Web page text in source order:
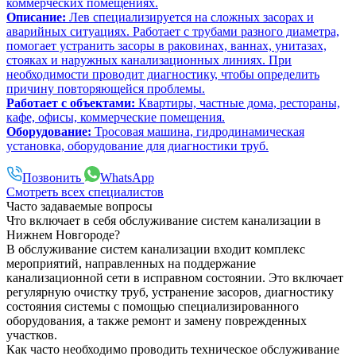
коммерческих помещениях.
Описание: Лев специализируется на сложных засорах и
аварийных ситуациях. Работает с трубами разного диаметра,
помогает устранить засоры в раковинах, ваннах, унитазах,
стояках и наружных канализационных линиях. При
необходимости проводит диагностику, чтобы определить
причину повторяющейся проблемы.
Работает с объектами: Квартиры, частные дома, рестораны,
кафе, офисы, коммерческие помещения.
Оборудование: Тросовая машина, гидродинамическая
установка, оборудование для диагностики труб.
Позвонить
WhatsApp
Смотреть всех специалистов
Часто задаваемые вопросы
Что включает в себя обслуживание систем канализации в
Нижнем Новгороде?
В обслуживание систем канализации входит комплекс
мероприятий, направленных на поддержание
канализационной сети в исправном состоянии. Это включает
регулярную очистку труб, устранение засоров, диагностику
состояния системы с помощью специализированного
оборудования, а также ремонт и замену поврежденных
участков.
Как часто необходимо проводить техническое обслуживание